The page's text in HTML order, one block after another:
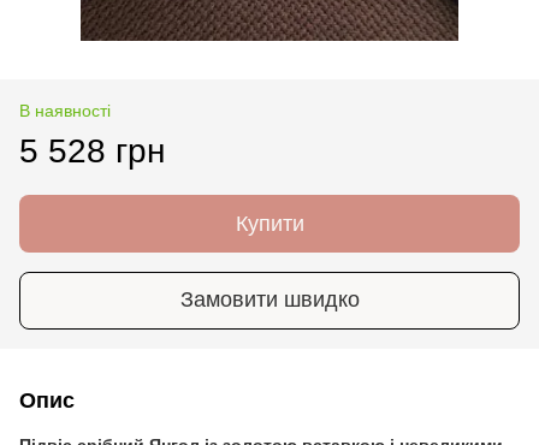
В наявності
5 528 грн
Купити
Замовити швидко
Опис